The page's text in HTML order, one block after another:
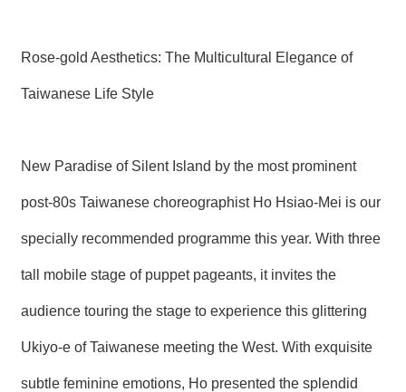
Rose-gold Aesthetics: The Multicultural Elegance of
Taiwanese Life Style
New Paradise of Silent Island by the most prominent
post-80s Taiwanese choreographist Ho Hsiao-Mei is our
specially recommended programme this year. With three
tall mobile stage of puppet pageants, it invites the
audience touring the stage to experience this glittering
Ukiyo-e of Taiwanese meeting the West. With exquisite
subtle feminine emotions, Ho presented the splendid